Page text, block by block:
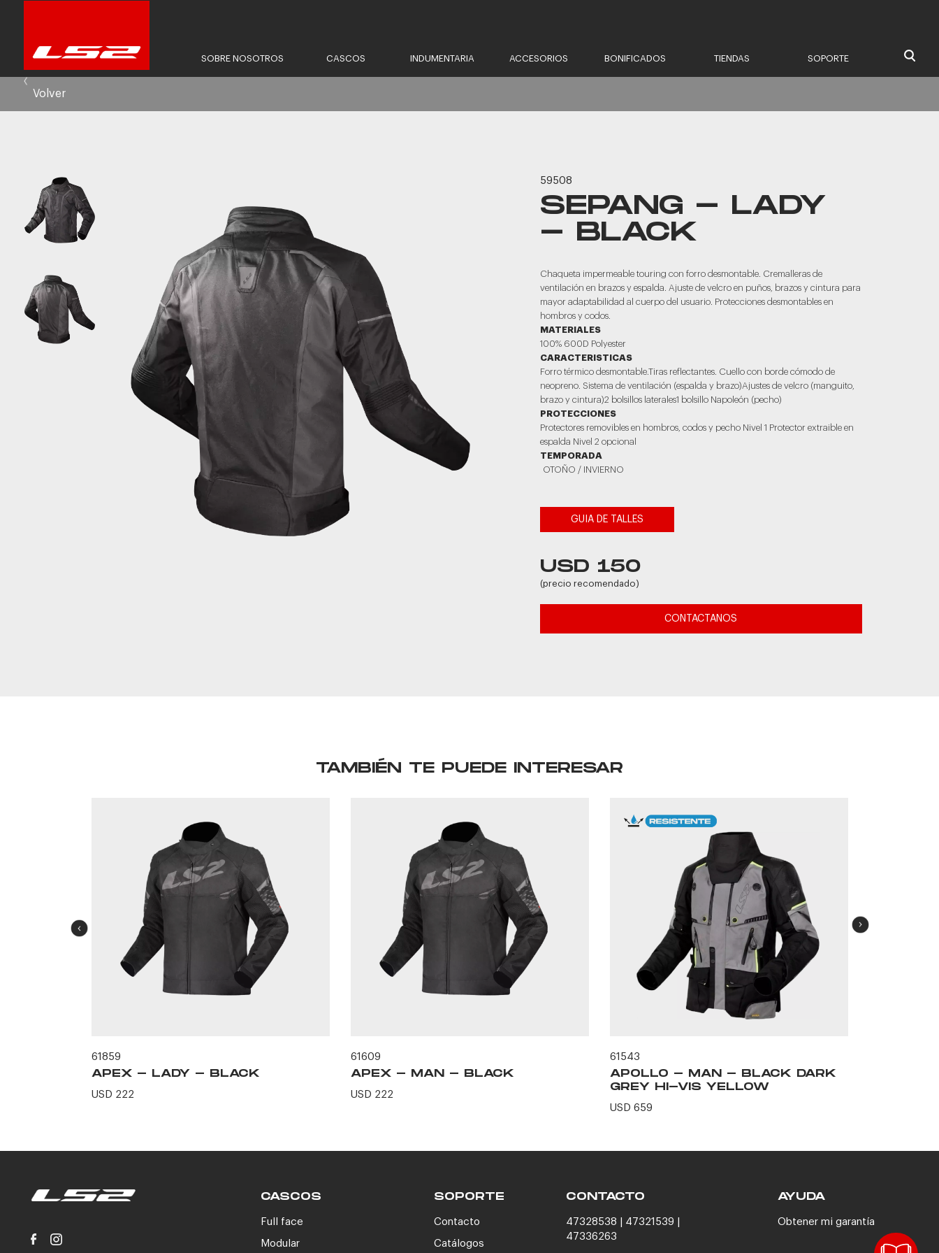
SOBRE NOSOTROS CASCOS INDUMENTARIA ACCESORIOS BONIFICADOS TIENDAS SOPORTE
Volver
59508
SEPANG - LADY
- BLACK
Chaqueta impermeable touring con forro desmontable. Cremalleras de
ventilación en brazos y espalda. Ajuste de velcro en puños, brazos y cintura para
mayor adaptabilidad al cuerpo del usuario. Protecciones desmontables en
hombros y codos.
MATERIALES
100% 600D Polyester
CARACTERISTICAS
Forro térmico desmontable.Tiras reflectantes. Cuello con borde cómodo de
neopreno. Sistema de ventilación (espalda y brazo)Ajustes de velcro (manguito,
brazo y cintura)2 bolsillos laterales1 bolsillo Napoleón (pecho)
PROTECCIONES
Protectores removibles en hombros, codos y pecho Nivel 1 Protector extraible en
espalda Nivel 2 opcional
TEMPORADA
OTOÑO / INVIERNO
GUIA DE TALLES
USD 150
(precio recomendado)
CONTACTANOS
TAMBIÉN TE PUEDE INTERESAR
61859
APEX - LADY - BLACK
USD 222
61609
APEX - MAN - BLACK
USD 222
61543
APOLLO - MAN - BLACK DARK
GREY HI-VIS YELLOW
USD 659
CASCOS
Full face
Modular
SOPORTE
Contacto
Catálogos
CONTACTO
47328538 | 47321539 |
47336263
AYUDA
Obtener mi garantía